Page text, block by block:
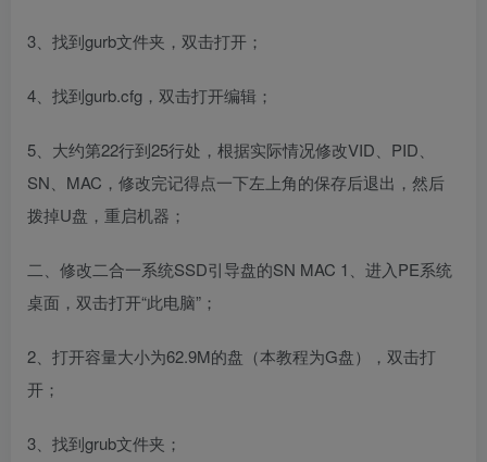
3、找到gurb文件夹，双击打开；
4、找到gurb.cfg，双击打开编辑；
5、大约第22行到25行处，根据实际情况修改VID、PID、
SN、MAC，修改完记得点一下左上角的保存后退出，然后
拨掉U盘，重启机器；
二、修改二合一系统SSD引导盘的SN MAC 1、进入PE系统
桌面，双击打开“此电脑”；
2、打开容量大小为62.9M的盘（本教程为G盘），双击打
开；
3、找到grub文件夹；